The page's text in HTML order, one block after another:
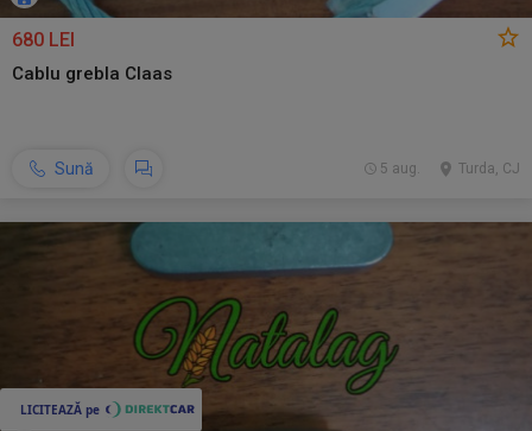
680 LEI
Cablu grebla Claas
Sună Turda, CJ
5 aug.